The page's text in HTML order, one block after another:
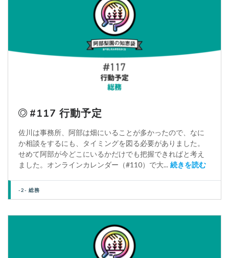
#117 行動予定
佐川は事務所、阿部は畑にいることが多かったので、なに
か相談をするにも、タイミングを図る必要がありました。
せめて阿部が今どこにいるかだけでも把握できればと考え
ました。オンラインカレンダー（#110）で大... 続きを読む
-2- 総務